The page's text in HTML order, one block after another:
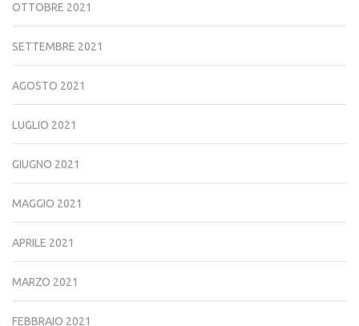
OTTOBRE 2021
SETTEMBRE 2021
AGOSTO 2021
LUGLIO 2021
GIUGNO 2021
MAGGIO 2021
APRILE 2021
MARZO 2021
FEBBRAIO 2021